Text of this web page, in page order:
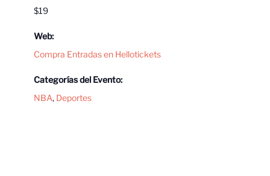
$19
Web:
Compra Entradas en Hellotickets
Categorías del Evento:
NBA, Deportes